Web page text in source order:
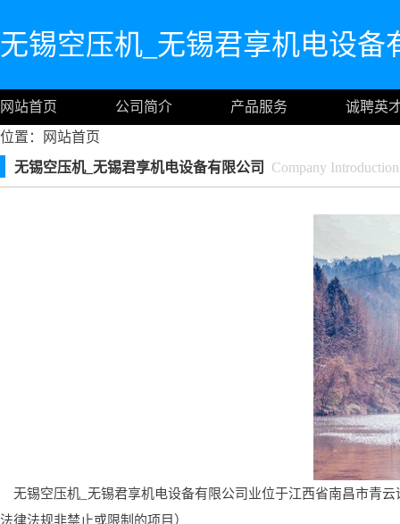
无锡空压机_无锡君享机电设备
网站首页 公司简介 产品服务
诚聘英
位置：
网站首页
无锡空压机_无锡君享机电设备有限公司
Company Introduction
无锡空压机_无锡君享机电设备有限公司业位于江西省南昌市青
法律法规非禁止或限制的项目）